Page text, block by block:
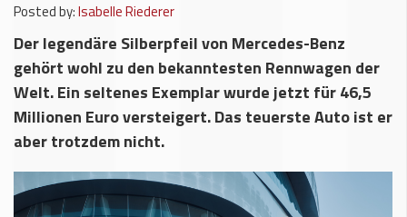
Posted by:Isabelle Riederer
Der legendäre Silberpfeil von Mercedes-Benz
gehört wohl zu den bekanntesten Rennwagen der
Welt. Ein seltenes Exemplar wurde jetzt für 46,5
Millionen Euro versteigert. Das teuerste Auto ist er
aber trotzdem nicht.